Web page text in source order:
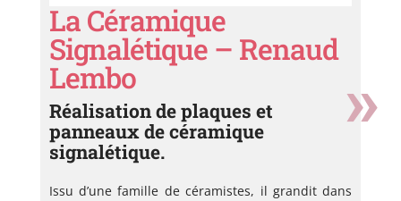
La Céramique
Signalétique – Renaud
Lembo
Réalisation de plaques et
panneaux de céramique
signalétique.
Issu d’une famille de céramistes, il grandit dans